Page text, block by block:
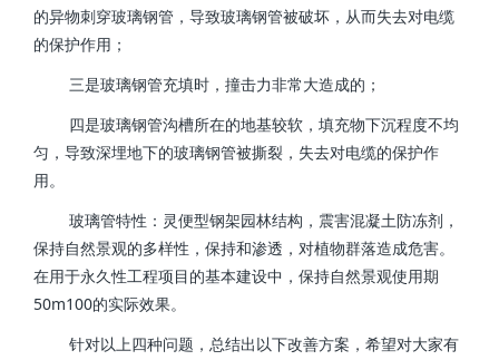
的异物刺穿玻璃钢管，导致玻璃钢管被破坏，从而失去对电缆
的保护作用；
三是玻璃钢管充填时，撞击力非常大造成的；
四是玻璃钢管沟槽所在的地基较软，填充物下沉程度不均
匀，导致深埋地下的玻璃钢管被撕裂，失去对电缆的保护作
用。
玻璃管特性：灵便型钢架园林结构，震害混凝土防冻剂，
保持自然景观的多样性，保持和渗透，对植物群落造成危害。
在用于永久性工程项目的基本建设中，保持自然景观使用期
50m100的实际效果。
针对以上四种问题，总结出以下改善方案，希望对大家有